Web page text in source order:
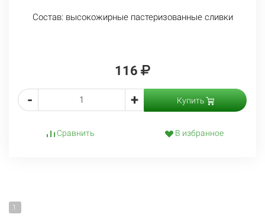
Состав: высокожирные пастеризованные сливки
116
- + Купить
Сравнить В избранное
1